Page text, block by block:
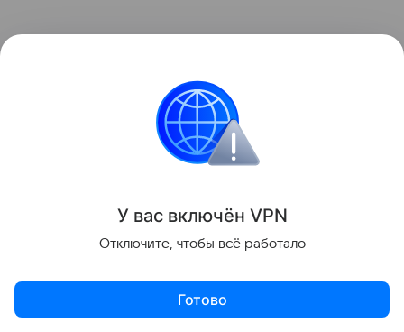
Название ханства происходит от монгольского
слова «зүүн гар» — «левая рука» или «левое
У вас включён VPN
Отключите, чтобы всё работало
Готово